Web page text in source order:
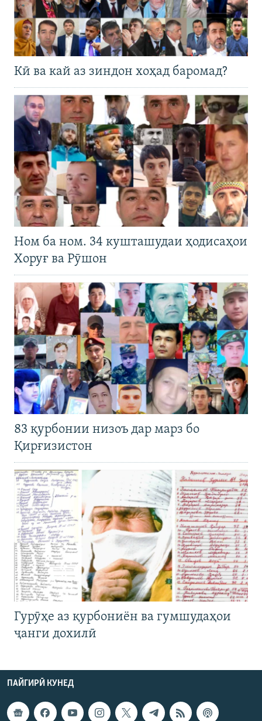
Кӣ ва кай аз зиндон хоҳад баромад?
Ном ба ном. 34 кушташудаи ҳодисаҳои
Хоруғ ва Рӯшон
83 қурбонии низоъ дар марз бо
Қирғизистон
Гурӯҳе аз қурбониён ва гумшудаҳои
ҷанги дохилӣ
ПАЙГИРӢ КУНЕД